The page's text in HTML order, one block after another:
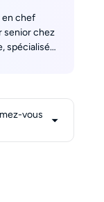
en chef
senior chez
spécialisé
plus de sept
vous